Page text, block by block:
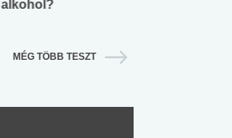
alkohol?
MÉG TÖBB TESZT